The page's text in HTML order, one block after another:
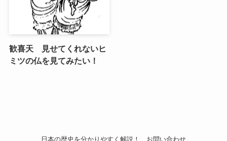
歓喜天 見せてくれないヒ
ミツの仏を見てみたい！
日本の歴史を分かりやすく解説！ お問い合わせ